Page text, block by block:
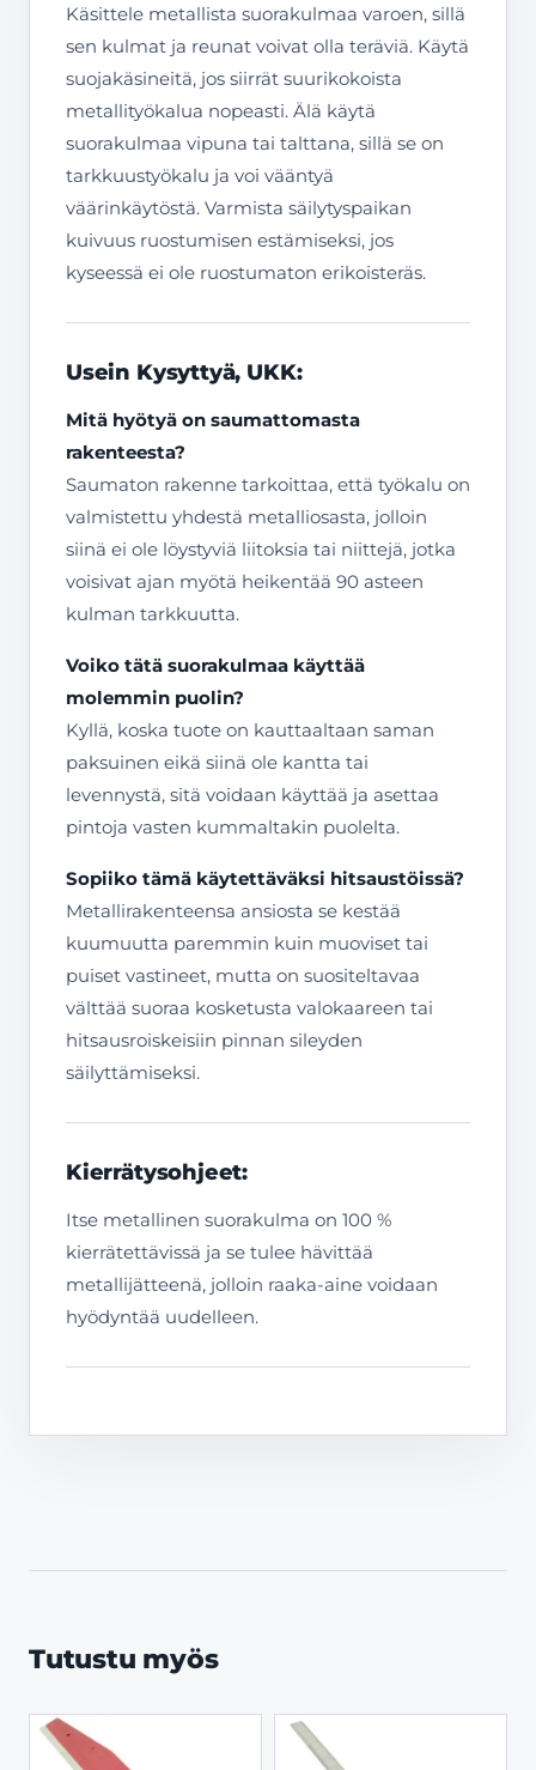
Käsittele metallista suorakulmaa varoen, sillä
sen kulmat ja reunat voivat olla teräviä. Käytä
suojakäsineitä, jos siirrät suurikokoista
metallityökalua nopeasti. Älä käytä
suorakulmaa vipuna tai talttana, sillä se on
tarkkuustyökalu ja voi vääntyä
väärinkäytöstä. Varmista säilytyspaikan
kuivuus ruostumisen estämiseksi, jos
kyseessä ei ole ruostumaton erikoisteräs.
Usein Kysyttyä, UKK:
Mitä hyötyä on saumattomasta
rakenteesta?
Saumaton rakenne tarkoittaa, että työkalu on
valmistettu yhdestä metalliosasta, jolloin
siinä ei ole löystyviä liitoksia tai niittejä, jotka
voisivat ajan myötä heikentää 90 asteen
kulman tarkkuutta.
Voiko tätä suorakulmaa käyttää
molemmin puolin?
Kyllä, koska tuote on kauttaaltaan saman
paksuinen eikä siinä ole kantta tai
levennystä, sitä voidaan käyttää ja asettaa
pintoja vasten kummaltakin puolelta.
Sopiiko tämä käytettäväksi hitsaustöissä?
Metallirakenteensa ansiosta se kestää
kuumuutta paremmin kuin muoviset tai
puiset vastineet, mutta on suositeltavaa
välttää suoraa kosketusta valokaareen tai
hitsausroiskeisiin pinnan sileyden
säilyttämiseksi.
Kierrätysohjeet:
Itse metallinen suorakulma on 100 %
kierrätettävissä ja se tulee hävittää
metallijätteenä, jolloin raaka-aine voidaan
hyödyntää uudelleen.
Tutustu myös